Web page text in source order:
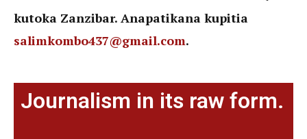
kutoka Zanzibar. Anapatikana kupitia
salimkombo437@gmail.com.
Journalism in its raw form.